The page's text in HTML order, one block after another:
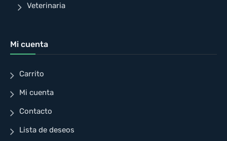
Veterinaria
Mi cuenta
Carrito
Mi cuenta
Contacto
Lista de deseos